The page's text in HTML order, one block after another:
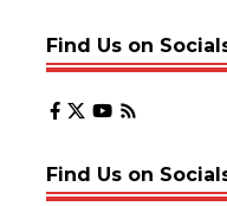
Find Us on
Find Us on